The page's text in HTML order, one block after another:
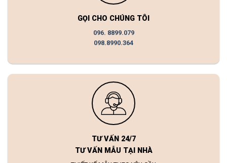
GỌI CHO CHÚNG TÔI
096. 8899.079
098.8990.364
TƯ VẤN 24/7
TƯ VẤN MẪU TẠI NHÀ